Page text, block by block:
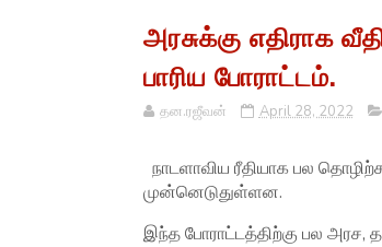
அரசுக்கு எதிராக
பாரிய போராட்டம்.
தன.ரஜீவன் April 28, 2022
நாடளாவிய ரீதியாக பல
முன்னெடுதுள்ளன.
இந்த போராட்டத்திற்கு பல அரச,